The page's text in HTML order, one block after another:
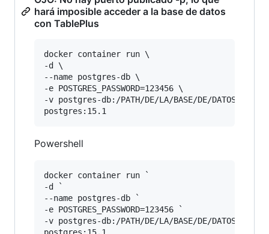
hará imposible acceder a la base de datos
con TablePlus
docker container run \
-d \
--name postgres-db \
-e POSTGRES_PASSWORD=123456 \
-v postgres-db:/PATH/DE/LA/BASE/DE/DATOS \
Powershell
docker container run `
-d `
--name postgres-db `
-e POSTGRES_PASSWORD=123456 `
-v postgres-db:/PATH/DE/LA/BASE/DE/DATOS `